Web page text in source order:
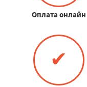
Оплата онлайн
✔